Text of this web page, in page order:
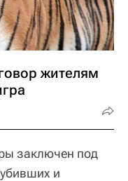
жителям
заключен под
и